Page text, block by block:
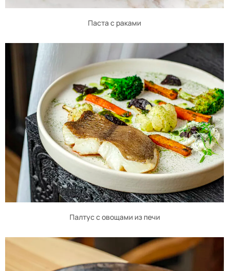
Паста с раками
Палтус с овощами из печи